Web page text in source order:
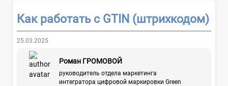
Как работать с GTIN (штрихкодом)
25.03.2025
Роман ГРОМОВОЙ
руководитель отдела маркетинга
интегратора цифровой маркировки Green